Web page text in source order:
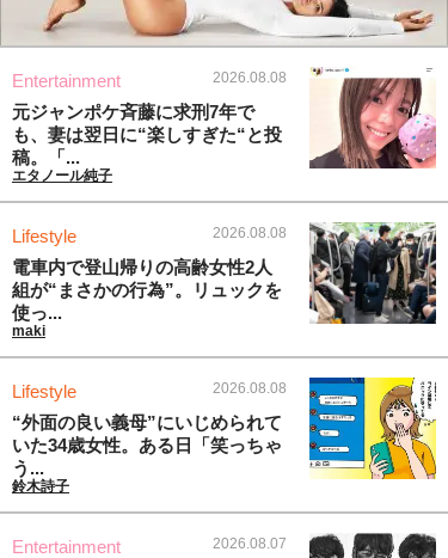
Entertainment 2026.08.08
元ジャンポケ斉藤に求刑7年で
も、妻は翌日に“楽しすぎた“と投
稿。「...
エタノール純子
Lifestyle 2026.08.08
電車内で登山帰りの高齢女性2人
組が“まさかの行為”。リュックを
使っ...
maki
Lifestyle 2026.08.08
“外面の良い義母”にいじめられて
いた34歳女性。ある日「笑っちゃ
う...
鈴木詩子
Entertainment 2026.08.07